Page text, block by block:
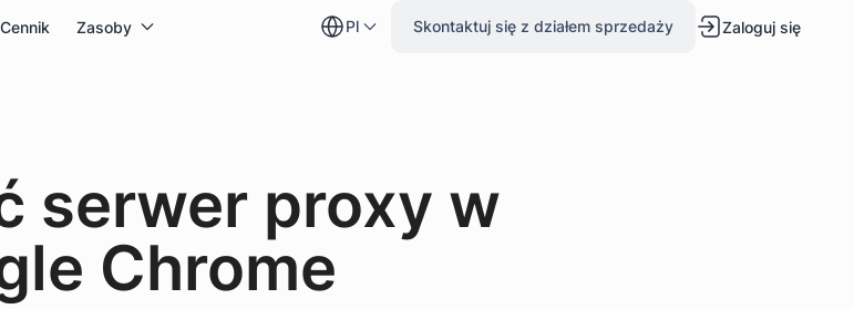
Cennik Zasoby pl Skontaktuj się z działem sprzedaży Zaloguj się
serwer proxy w
Chrome